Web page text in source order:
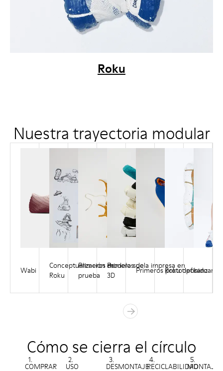
Roku
Nuestra trayectoria modular
El
Wabi
Enero
Conceptualización de
Roku
Agosto
Primeros modelos de
prueba
Diciembre
Primera suela impresa en
3D
Primeros prototipos
Roku definido
Cómo se cierra el círculo
1.
COMPRAR
2.
USO
3.
DESMONTAJE
4.
RECICLABILIDAD
5.
MONTAJE